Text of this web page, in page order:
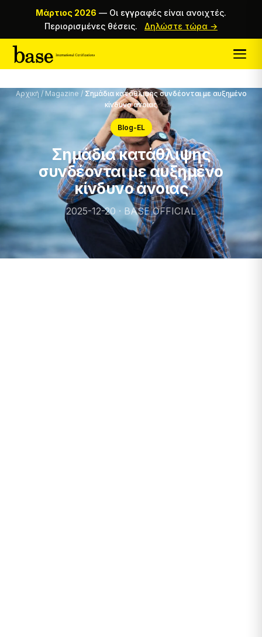
Μάρτιος 2026 — Οι εγγραφές είναι ανοιχτές.
Περιορισμένες θέσεις.
Δηλώστε τώρα →
Αρχική / Magazine / Σημάδια κατάθλιψης συνδέονται με αυξημένο
κίνδυνο άνοιας
Blog-EL
Σημάδια κατάθλιψης
συνδέονται με αυξημένο
κίνδυνο άνοιας
2025-12-20 · BASE OFFICIAL